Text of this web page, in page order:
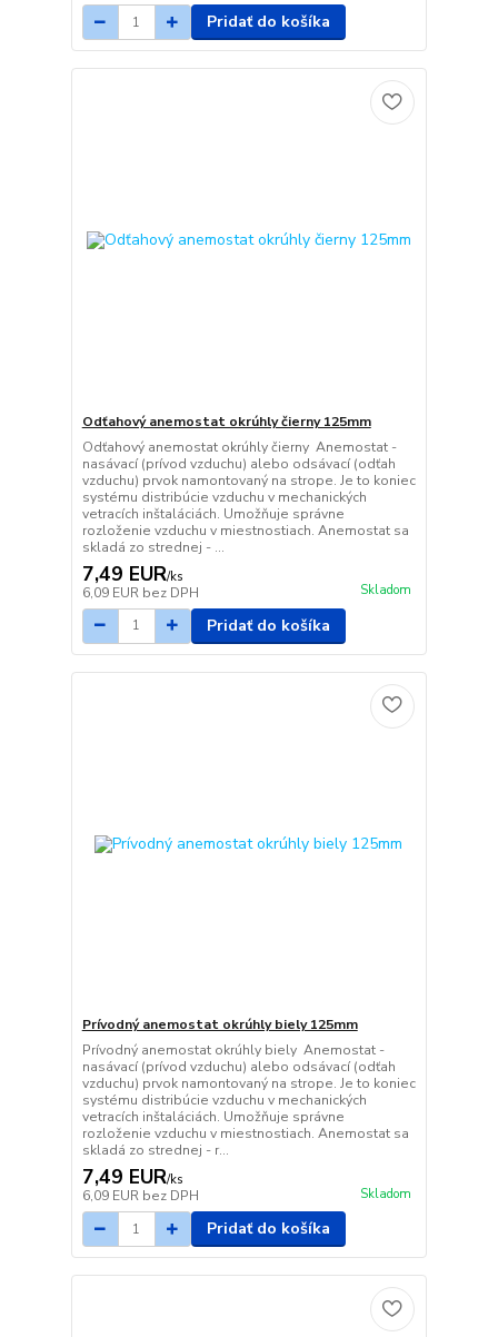
Pridať do košíka
Odťahový anemostat okrúhly čierny 125mm
Odťahový anemostat okrúhly čierny Anemostat -
nasávací (prívod vzduchu) alebo odsávací (odťah
vzduchu) prvok namontovaný na strope. Je to koniec
systému distribúcie vzduchu v mechanických
vetracích inštaláciách. Umožňuje správne
rozloženie vzduchu v miestnostiach. Anemostat sa
skladá zo strednej - ...
7,49 EUR/ks
6,09 EUR bez DPH Skladom
Pridať do košíka
Prívodný anemostat okrúhly biely 125mm
Prívodný anemostat okrúhly biely Anemostat -
nasávací (prívod vzduchu) alebo odsávací (odťah
vzduchu) prvok namontovaný na strope. Je to koniec
systému distribúcie vzduchu v mechanických
vetracích inštaláciách. Umožňuje správne
rozloženie vzduchu v miestnostiach. Anemostat sa
skladá zo strednej - r...
7,49 EUR/ks
6,09 EUR bez DPH Skladom
Pridať do košíka